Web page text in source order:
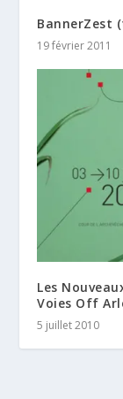
BannerZest
19 février 2011
Les
Voies Off
5 juillet 2010